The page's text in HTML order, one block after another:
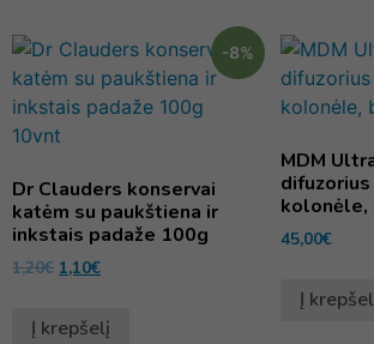
-8%
Dr Clauders konservai
katėm su paukštiena ir
inkstais padaže 100g
1,20€ 1,10€
Į krepšelį
MDM
kolonėle,
45,00€
Į